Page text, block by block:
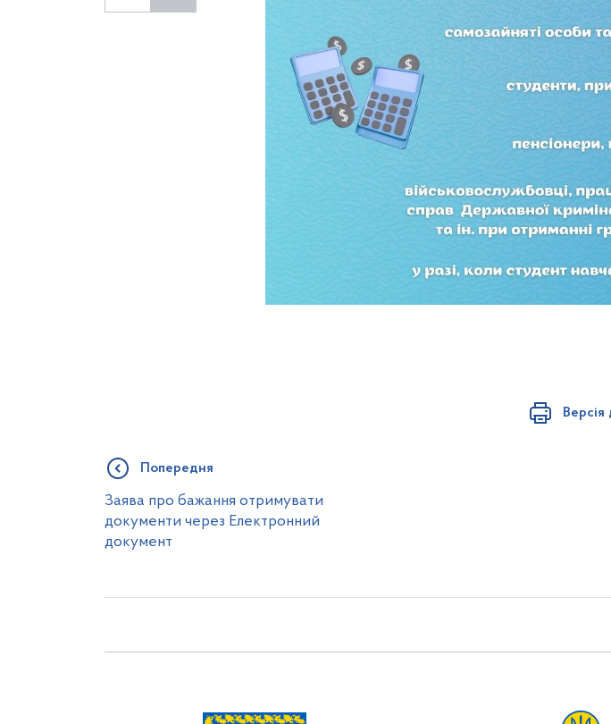
Попередня
Заява про бажання отримувати
документи через Електронний
документ